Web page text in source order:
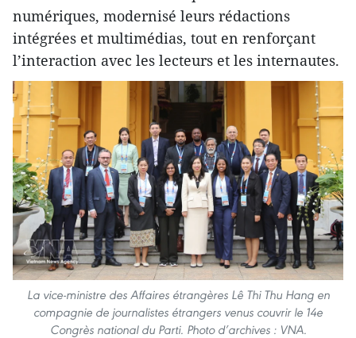
numériques, modernisé leurs rédactions
intégrées et multimédias, tout en renforçant
l’interaction avec les lecteurs et les internautes.
La vice-ministre des Affaires étrangères Lê Thi Thu Hang en
compagnie de journalistes étrangers venus couvrir le 14e
Congrès national du Parti. Photo d’archives : VNA.